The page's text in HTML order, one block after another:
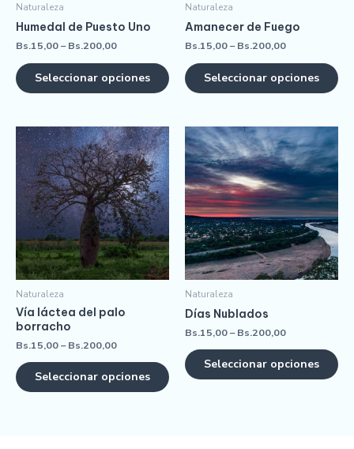
Naturaleza
Humedal de Puesto Uno
Bs.15,00–Bs.200,00
Seleccionar opciones
Naturaleza
Amanecer de Fuego
Bs.15,00–Bs.200,00
Seleccionar opciones
Naturaleza
Vía láctea del palo
borracho
Bs.15,00–Bs.200,00
Seleccionar opciones
Naturaleza
Días Nublados
Bs.15,00–Bs.200,00
Seleccionar opciones